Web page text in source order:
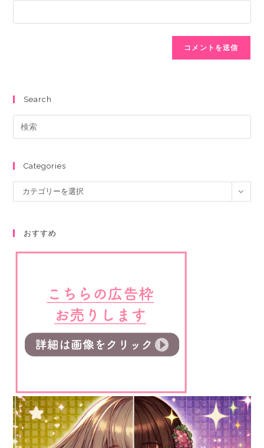
Search
Categories
カテゴリーを選択
おすすめ